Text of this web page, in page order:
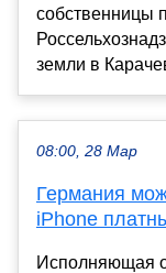
собственницы
земли в
08:00, 28 Мар
Германия
iPhone
Исполняющая